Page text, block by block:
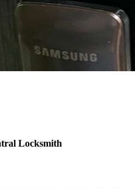
Locksmith